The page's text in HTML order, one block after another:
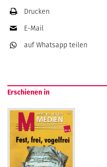
Drucken
E-Mail
auf Whatsapp teilen
Erschienen in